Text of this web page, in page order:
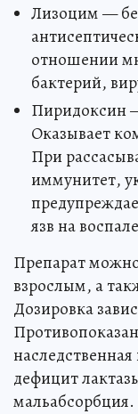
Лизоцим —
отношении
бактерий,
Пиридоксин
Оказывает
При
иммунитет,
язв на
Препарат
взрослым, а
Дозировка
дефицит
мальабсорбция.